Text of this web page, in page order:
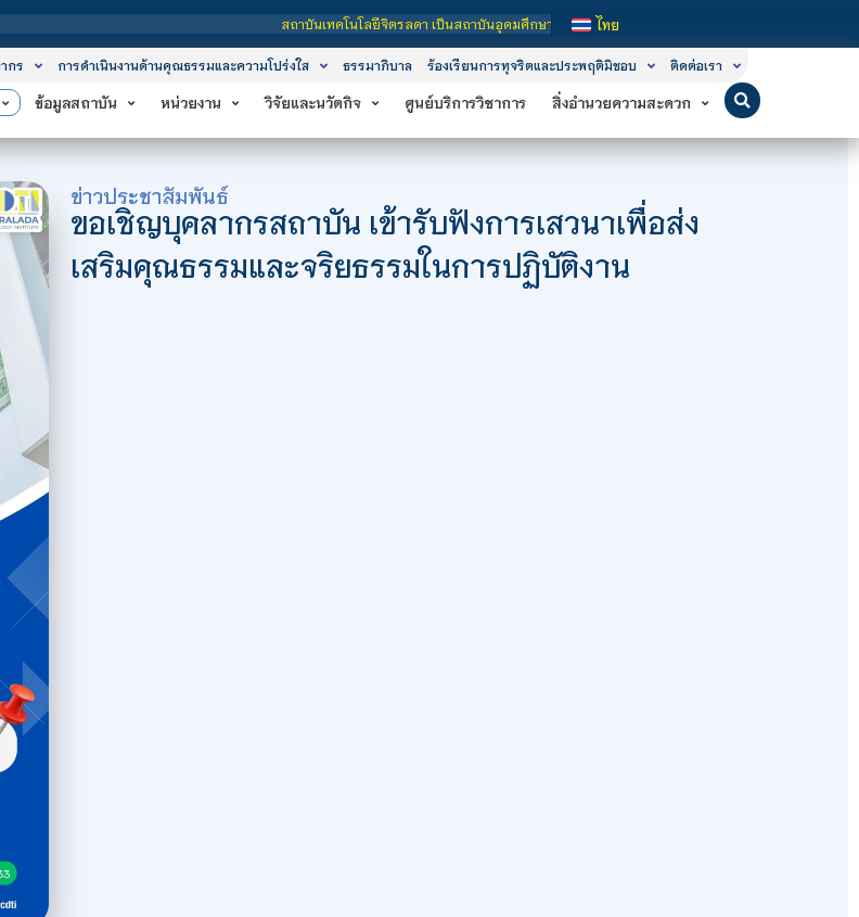
สถาบันเทคโนโลยีจิตรลดา เป็นสถาบันอุดมศึกษาในกำกับของรัฐ เปิดหลักสูตรการเรียนการสอน 3 ระดับ คือ ระดับประกา
ไทย
กร การดำเนินงานด้านคุณธรรมและความโปร่งใส ธรรมาภิบาล ร้องเรียนการทุจริตและประพฤติมิชอบ ติดต่อเรา
ข้อมูลสถาบัน หน่วยงาน วิจัยและนวัตกิจ ศูนย์บริการวิชาการ สิ่งอำนวยความสะดวก
ข่าวประชาสัมพันธ์
ขอเชิญบุคลากรสถาบัน เข้ารับฟังการเสวนาเพื่อส่ง
เสริมคุณธรรมและจริยธรรมในการปฏิบัติงาน